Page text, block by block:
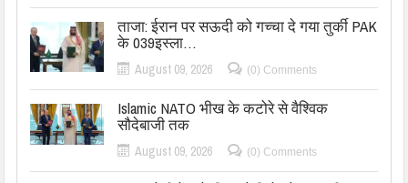
ताजा: ईरान पर सऊदी को गच्चा दे गया तुर्की PAK
के 039इस्ला…
August 09, 2026 (0) Comments
Islamic NATO भीख के कटोरे से वैश्विक
सौदेबाजी तक
August 09, 2026 (0) Comments